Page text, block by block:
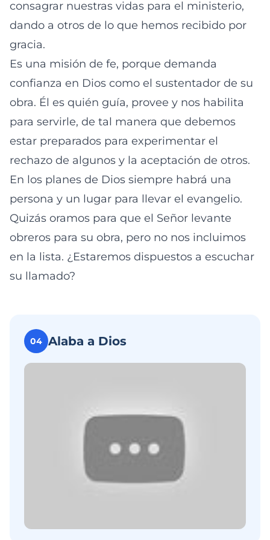
consagrar nuestras vidas para el ministerio,
dando a otros de lo que hemos recibido por
gracia.
Es una misión de fe, porque demanda
confianza en Dios como el sustentador de su
obra. Él es quién guía, provee y nos habilita
para servirle, de tal manera que debemos
estar preparados para experimentar el
rechazo de algunos y la aceptación de otros.
En los planes de Dios siempre habrá una
persona y un lugar para llevar el evangelio.
Quizás oramos para que el Señor levante
obreros para su obra, pero no nos incluimos
en la lista. ¿Estaremos dispuestos a escuchar
su llamado?
04 Alaba a Dios